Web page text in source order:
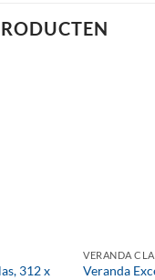
312 x
VERANDA
Veranda